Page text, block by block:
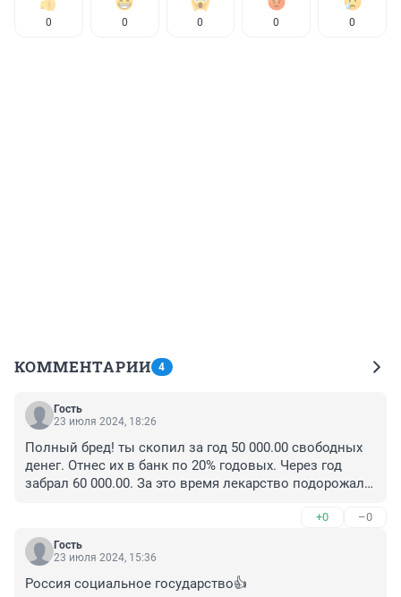
0 0 0 0 0
КОММЕНТАРИИ 4
Гость
23 июля 2024, 18:26
Полный бред! ты скопил за год 50 000.00 свободных
денег. Отнес их в банк по 20% годовых. Через год
забрал 60 000.00. За это время лекарство подорожали
тебе помогло??? Если за год у тебя только 50 000.00
свободных средств - ты уж точно не думаешь о
банках. Ты думаешь - как выжить
+0 –0
Гость
23 июля 2024, 15:36
Россия социальное государство👍